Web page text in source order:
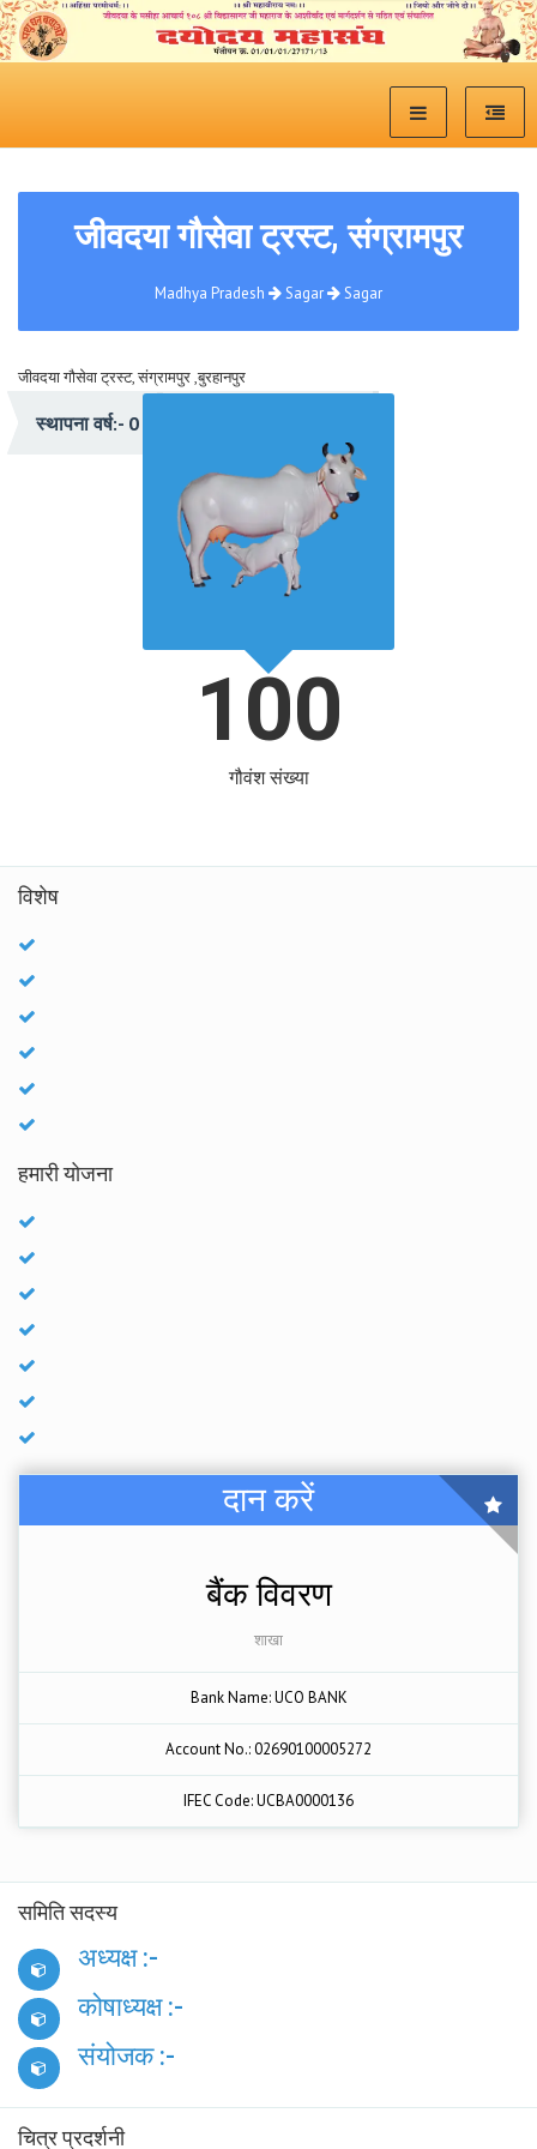
जीवदया गौसेवा ट्रस्ट, संग्रामपुर
Madhya Pradesh Sagar Sagar
जीवदया गौसेवा ट्रस्ट, संग्रामपुर ,बुरहानपुर
प्रेरणा:- संत शिरोमणी श्री विद्यासागरजी महाराज
स्थापना वर्ष:- 0
100
गौवंश संख्या
विशेष
हमारी योजना
दान करें
बैंक विवरण
शाखा
Bank Name: UCO BANK
Account No.: 02690100005272
IFEC Code: UCBA0000136
समिति सदस्य
अध्यक्ष :-
कोषाध्यक्ष :-
संयोजक :-
चित्र प्रदर्शनी